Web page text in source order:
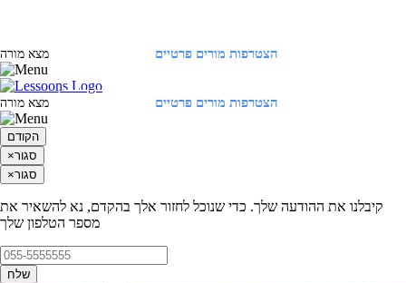
הצטרפות מורים פרטיים מצא מורה
הצטרפות מורים פרטיים מצא מורה
הקודם
×סגור
×סגור
קיבלנו את ההודעה שלך. כדי שנוכל לחזור אלך בהקדם, נא להשאיר את
מספר הטלפון שלך
שלח